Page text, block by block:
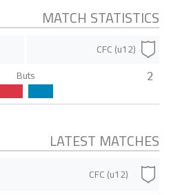
MATCH STATISTICS
CFC (u12)
2
Buts
LATEST MATCHES
CFC (u12)